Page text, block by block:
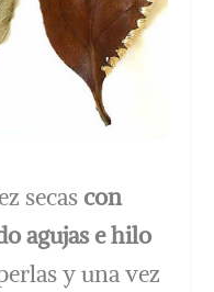
secas con
agujas e hilo
y una vez